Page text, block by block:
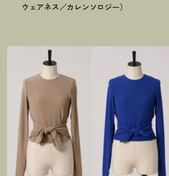
ウェアネス／カレンソロジー）